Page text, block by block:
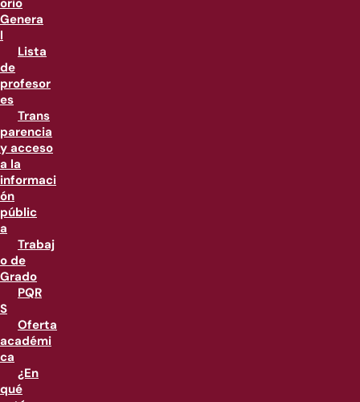
orio
Genera
l
Lista
de
profesor
es
Trans
parencia
y acceso
a la
informaci
ón
públic
a
Trabaj
o de
Grado
PQR
S
Oferta
académi
ca
¿En
qué